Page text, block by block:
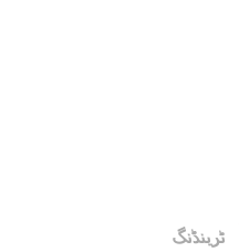
ٹرینڈنگ